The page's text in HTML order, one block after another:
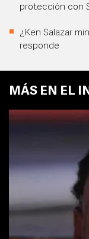
protección con
¿Ken Salazar
responde
MÁS EN EL